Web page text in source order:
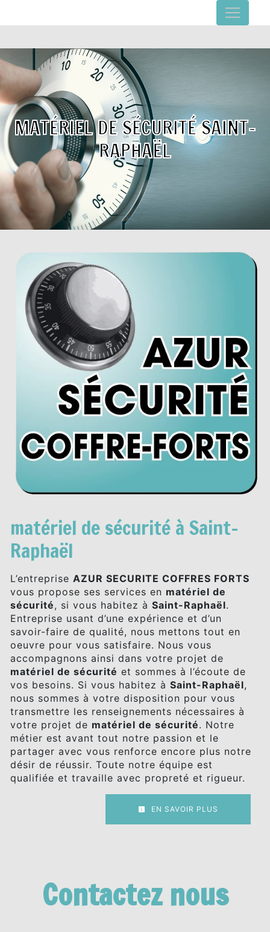
MATÉRIEL DE SÉCURITÉ SAINT-
RAPHAËL
matériel de sécurité à Saint-
Raphaël
L’entreprise AZUR SECURITE COFFRES FORTS
vous propose ses services en matériel de
sécurité, si vous habitez à Saint-Raphaël.
Entreprise usant d’une expérience et d’un
savoir-faire de qualité, nous mettons tout en
oeuvre pour vous satisfaire. Nous vous
accompagnons ainsi dans votre projet de
matériel de sécurité et sommes à l’écoute de
vos besoins. Si vous habitez à Saint-Raphaël,
nous sommes à votre disposition pour vous
transmettre les renseignements nécessaires à
votre projet de matériel de sécurité. Notre
métier est avant tout notre passion et le
partager avec vous renforce encore plus notre
désir de réussir. Toute notre équipe est
qualifiée et travaille avec propreté et rigueur.
EN SAVOIR PLUS
Contactez nous